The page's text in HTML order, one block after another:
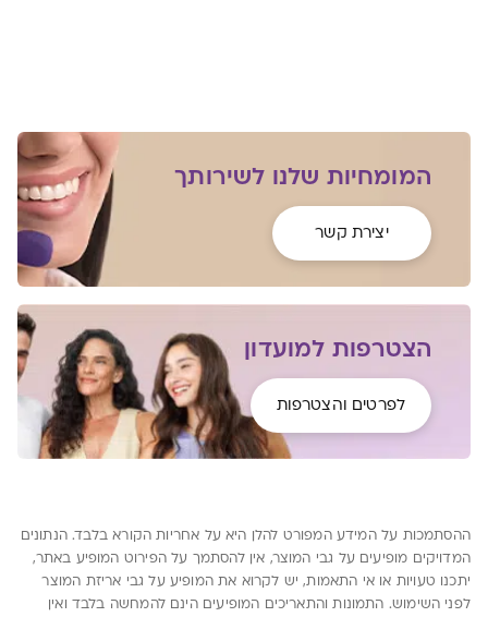
המומחיות שלנו לשירותך
יצירת קשר
הצטרפות למועדון
לפרטים והצטרפות
ההסתמכות על המידע המפורט להלן היא על אחריות הקורא בלבד. הנתונים
המדויקים מופיעים על גבי המוצר, אין להסתמך על הפירוט המופיע באתר,
יתכנו טעויות או אי התאמות, יש לקרוא את המופיע על גבי אריזת המוצר
לפני השימוש. התמונות והתאריכים המופיעים הינם להמחשה בלבד ואין